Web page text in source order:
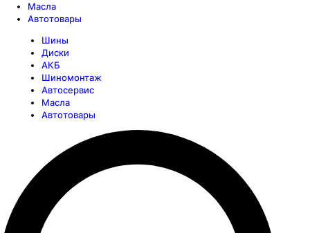
Масла
Автотовары
Шины
Диски
АКБ
Шиномонтаж
Автосервис
Масла
Автотовары